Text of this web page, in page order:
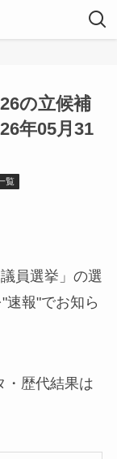
の立候補
年05月31
覧
員選挙」の選
速報"でお知ら
・歴代結果は